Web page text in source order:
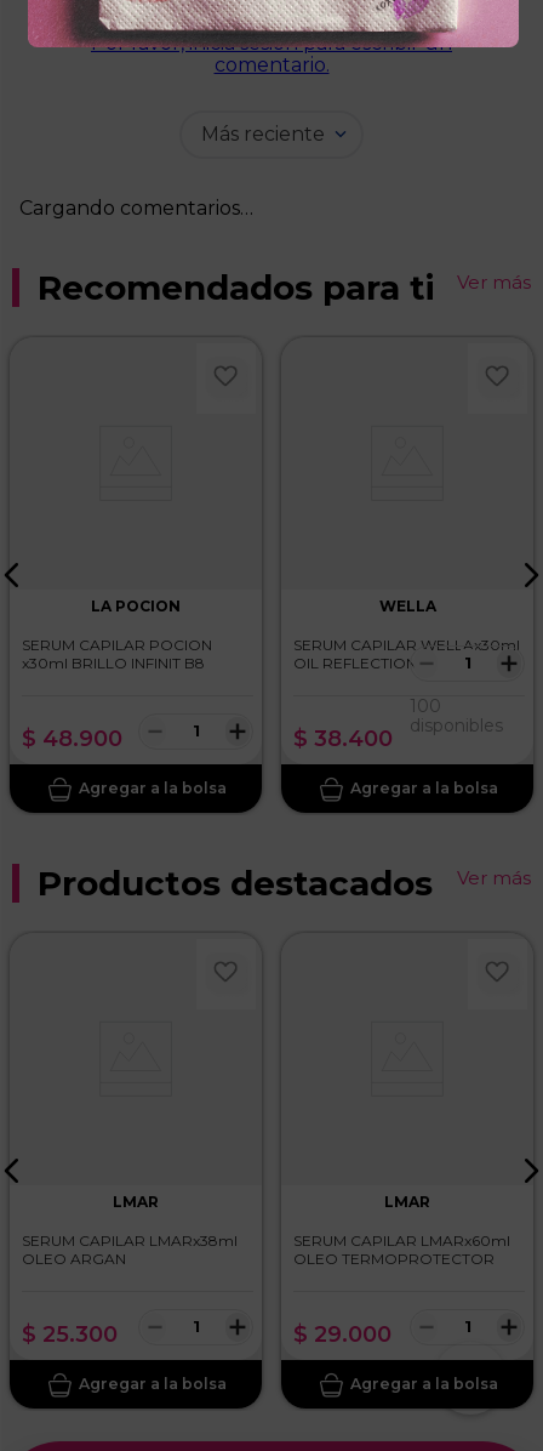
Por favor, inicia sesión para escribir un
comentario.
Más reciente
Cargando comentarios…
Recomendados para ti Ver más
LA POCION
SERUM CAPILAR POCION
x30ml BRILLO INFINIT B8
$ 48.900 ＋
－
WELLA
SERUM CAPILAR WELLAx30ml
OIL REFLECTIONS
$ 38.400
＋
－
100
disponibles
Productos destacados Ver más
LMAR
SERUM CAPILAR LMARx38ml
OLEO ARGAN
$ 25.300 ＋
－
LMAR
SERUM CAPILAR LMARx60ml
OLEO TERMOPROTECTOR
$ 29.000 ＋
－